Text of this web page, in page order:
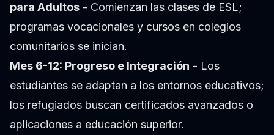
para Adultos - Comienzan las clases de ESL;
programas vocacionales y cursos en colegios
comunitarios se inician.
Mes 6-12: Progreso e Integración - Los
estudiantes se adaptan a los entornos educativos;
los refugiados buscan certificados avanzados o
aplicaciones a educación superior.